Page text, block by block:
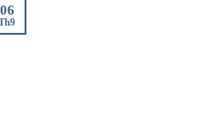
06